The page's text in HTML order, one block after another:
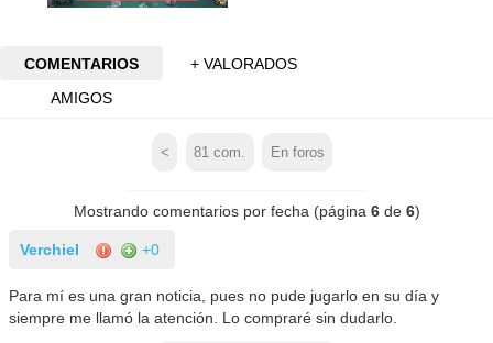
COMENTARIOS
+ VALORADOS
AMIGOS
< 81 com. En foros
Mostrando comentarios por fecha (página 6de 6)
Verchiel +0
Para mí es una gran noticia, pues no pude jugarlo en su día y
siempre me llamó la atención. Lo compraré sin dudarlo.